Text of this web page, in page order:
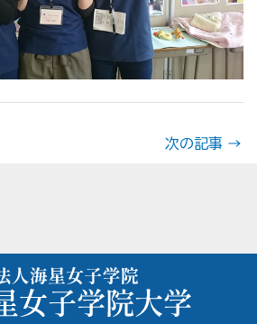
次の記事 →